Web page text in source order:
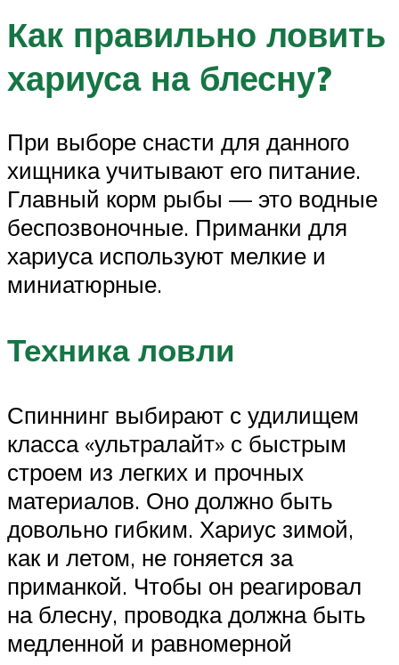
Как правильно ловить
хариуса на блесну?
При выборе снасти для данного
хищника учитывают его питание.
Главный корм рыбы — это водные
беспозвоночные. Приманки для
хариуса используют мелкие и
миниатюрные.
Техника ловли
Спиннинг выбирают с удилищем
класса «ультралайт» с быстрым
строем из легких и прочных
материалов. Оно должно быть
довольно гибким. Хариус зимой,
как и летом, не гоняется за
приманкой. Чтобы он реагировал
на блесну, проводка должна быть
медленной и равномерной